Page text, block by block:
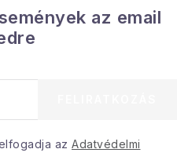
az email
az Adatvédelmi